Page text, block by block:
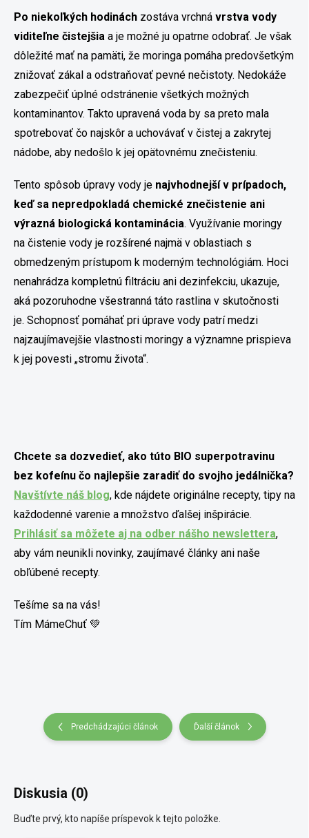
Po niekoľkých hodinách zostáva vrchná vrstva vody
viditeľne čistejšia a je možné ju opatrne odobrať. Je však
dôležité mať na pamäti, že moringa pomáha predovšetkým
znižovať zákal a odstraňovať pevné nečistoty. Nedokáže
zabezpečiť úplné odstránenie všetkých možných
kontaminantov. Takto upravená voda by sa preto mala
spotrebovať čo najskôr a uchovávať v čistej a zakrytej
nádobe, aby nedošlo k jej opätovnému znečisteniu.
Tento spôsob úpravy vody je najvhodnejší v prípadoch,
keď sa nepredpokladá chemické znečistenie ani
výrazná biologická kontaminácia. Využívanie moringy
na čistenie vody je rozšírené najmä v oblastiach s
obmedzeným prístupom k moderným technológiám. Hoci
nenahrádza kompletnú filtráciu ani dezinfekciu, ukazuje,
aká pozoruhodne všestranná táto rastlina v skutočnosti
je. Schopnosť pomáhať pri úprave vody patrí medzi
najzaujímavejšie vlastnosti moringy a významne prispieva
k jej povesti „stromu života“.
Chcete sa dozvedieť, ako túto BIO superpotravinu
bez kofeínu čo najlepšie zaradiť do svojho jedálnička?
Navštívte náš blog, kde nájdete originálne recepty, tipy na
každodenné varenie a množstvo ďalšej inšpirácie.
Prihlásiť sa môžete aj na odber nášho newslettera,
aby vám neunikli novinky, zaujímavé články ani naše
obľúbené recepty.
Tešíme sa na vás!
Tím MámeChuť 💚
Predchádzajúci článok Ďalší článok
Diskusia (0)
Buďte prvý, kto napíše príspevok k tejto položke.